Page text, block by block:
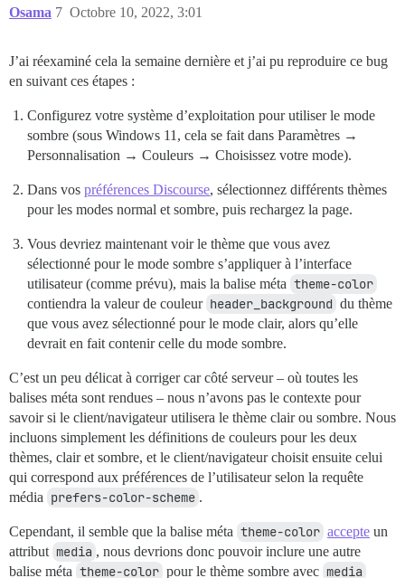
Osama Octobre 10, 2022, 3:01
7
J’ai réexaminé cela la semaine dernière et j’ai pu reproduire ce bug
en suivant ces étapes :
Configurez votre système d’exploitation pour utiliser le mode
sombre (sous Windows 11, cela se fait dans Paramètres →
Personnalisation → Couleurs → Choisissez votre mode).
Dans vos préférences Discourse, sélectionnez différents thèmes
pour les modes normal et sombre, puis rechargez la page.
Vous devriez maintenant voir le thème que vous avez
sélectionné pour le mode sombre s’appliquer à l’interface
utilisateur (comme prévu), mais la balise méta theme-color
contiendra la valeur de couleur header_background du thème
que vous avez sélectionné pour le mode clair, alors qu’elle
devrait en fait contenir celle du mode sombre.
C’est un peu délicat à corriger car côté serveur – où toutes les
balises méta sont rendues – nous n’avons pas le contexte pour
savoir si le client/navigateur utilisera le thème clair ou sombre. Nous
incluons simplement les définitions de couleurs pour les deux
thèmes, clair et sombre, et le client/navigateur choisit ensuite celui
qui correspond aux préférences de l’utilisateur selon la requête
média prefers-color-scheme .
Cependant, il semble que la balise méta theme-color accepte un
attribut media , nous devrions donc pouvoir inclure une autre
balise méta theme-color pour le thème sombre avec media